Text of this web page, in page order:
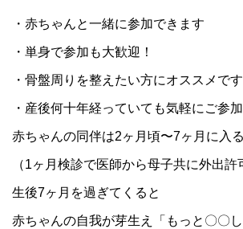
・赤ちゃんと一緒に参加できます
・単身で参加も大歓迎！
・骨盤周りを整えたい方にオススメです
・産後何十年経っていても気軽にご参
赤ちゃんの同伴は2ヶ月頃〜7ヶ月に入
（1ヶ月検診で医師から母子共に外出許
生後7ヶ月を過ぎてくると
赤ちゃんの自我が芽生え「もっと〇〇